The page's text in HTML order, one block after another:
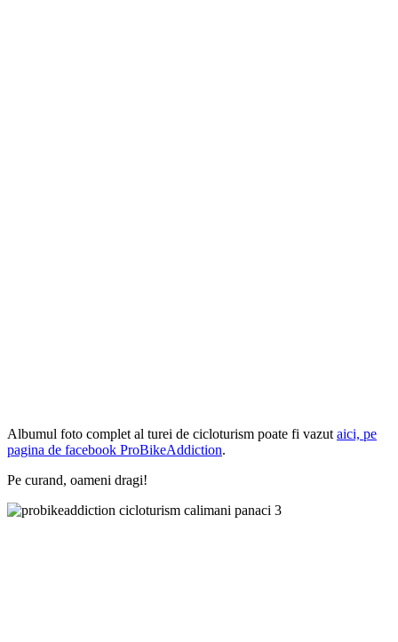
Albumul foto complet al turei de cicloturism poate fi vazut aici, pe
pagina de facebook ProBikeAddiction.
Pe curand, oameni dragi!